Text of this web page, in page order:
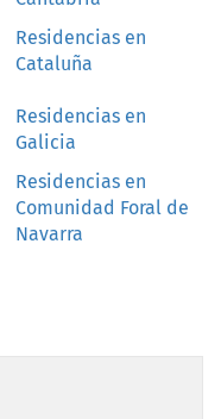
Residencias en
Cataluña
Residencias en
Galicia
Residencias en
Comunidad Foral de
Navarra